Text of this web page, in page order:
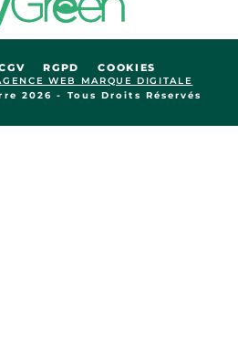
2026 - Tous Droits Réservés
WEB MARQUE DIGITALE
RGPD COOKIES